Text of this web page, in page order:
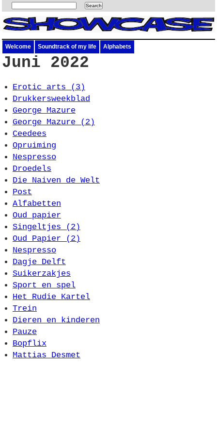
Welcome Soundtrack of my life Alphabets
Juni 2022
Erotic arts (3)
Drukkersweekblad
George Mazure
George Mazure (2)
Ceedees
Opruiming
Nespresso
Droedels
Die Naiven de Welt
Post
Alfabetten
Oud papier
Singeltjes (2)
Oud Papier (2)
Nespresso
Dagje Delft
Suikerzakjes
Sport en spel
Het Rudie Kartel
Trein
Dieren en kinderen
Pauze
Bopflix
Mattias Desmet